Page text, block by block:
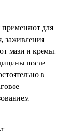
применяют для
заживления
мази и кремы.
после
в